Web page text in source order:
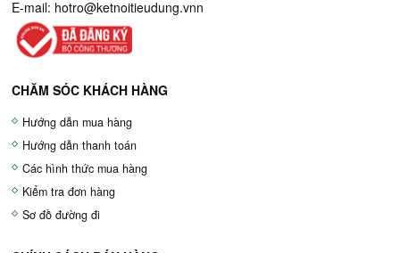
E-mail: hotro@ketnoitieudung.vnn
CHĂM SÓC KHÁCH HÀNG
Hướng dẫn mua hàng
Hướng dẫn thanh toán
Các hình thức mua hàng
Kiểm tra đơn hàng
Sơ đồ đường đi